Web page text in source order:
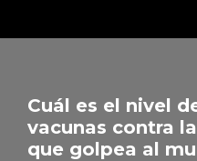
Cuál es el nivel
vacunas contra
que golpea al